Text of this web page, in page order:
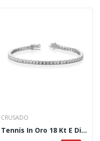
CRUSADO
Tennis In Oro 18 Kt E Diamanti Naturali Ct. 1.60